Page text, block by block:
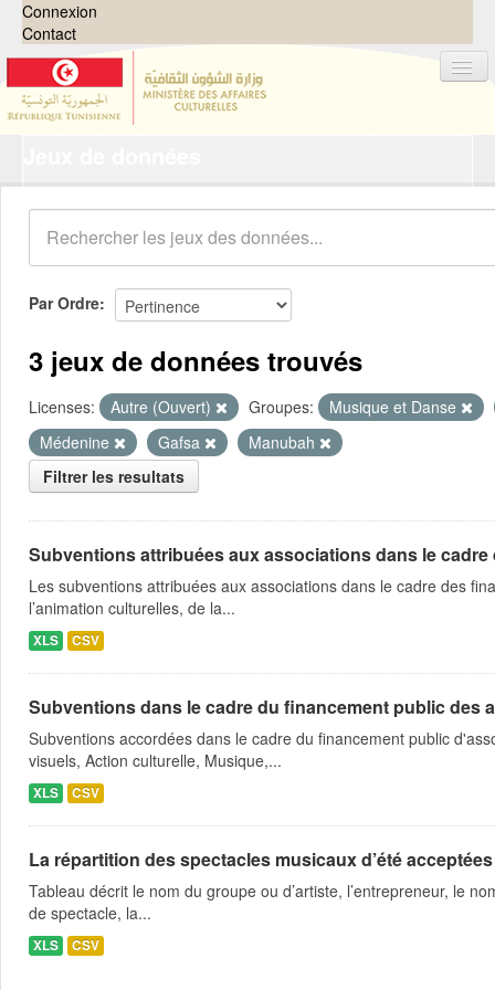
Connexion
Contact
Organisations
Groupes
Demandes 0
À propos
Par Ordre
3 jeux de données trouvés
Licenses: Autre (Ouvert) Groupes:
Musique et Danse
Médenine
Gafsa
Manubah
Filtrer les resultats
Subventions attribuées aux associations dans le
Les subventions attribuées aux associations dans le cadre des
l’animation culturelles, de la...
XLS CSV
Subventions dans le cadre du financement public des
Subventions accordées dans le cadre du financement public
visuels, Action culturelle, Musique,...
XLS CSV
La répartition des spectacles musicaux d’été
Tableau décrit le nom du groupe ou d’artiste, l’entrepreneur, le
de spectacle, la...
XLS CSV